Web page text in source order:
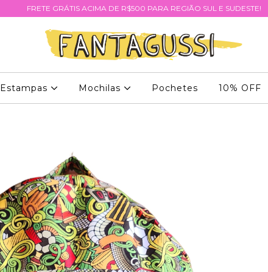
FRETE GRÁTIS ACIMA DE R$500 PARA REGIÃO SUL E SUDESTE!
Estampas Mochilas Pochetes 10% OFF